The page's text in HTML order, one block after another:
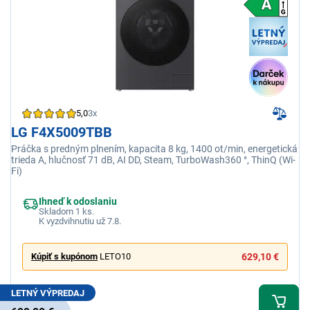
5,03x
LG F4X5009TBB
Práčka s predným plnením, kapacita 8 kg, 1400 ot/min, energetická
trieda A, hlučnosť 71 dB, AI DD, Steam, TurboWash360 °, ThinQ (Wi-
Fi)
Ihneď k odoslaniu
Skladom 1 ks.
K vyzdvihnutiu už 7.8.
Kúpiť s kupónom LETO10 629,10 €
LETNÝ VÝPREDAJ